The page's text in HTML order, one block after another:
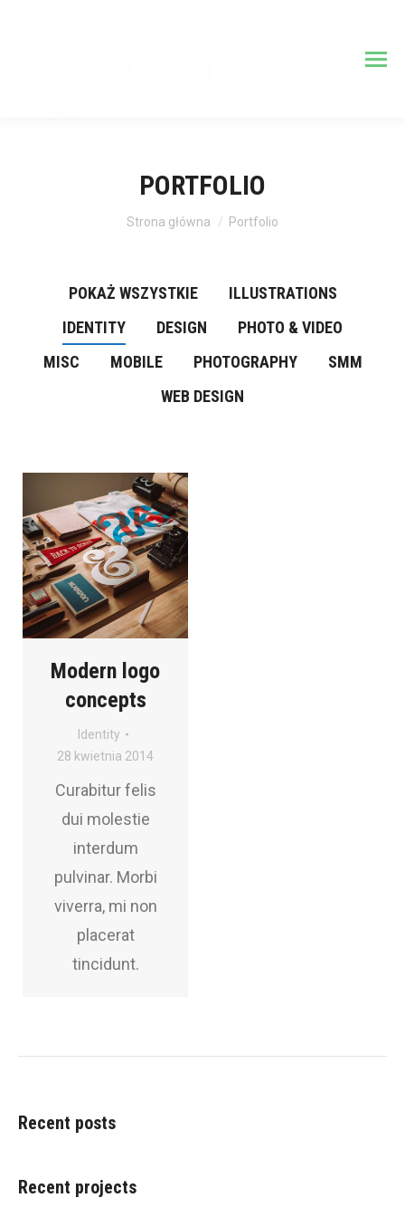
PORTFOLIO
Jesteś tutaj:
Strona główna Portfolio
POKAŻ WSZYSTKIE
ILLUSTRATIONS
IDENTITY
DESIGN
PHOTO & VIDEO
MISC
MOBILE PHOTOGRAPHY
SMM
WEB DESIGN
Modern logo
concepts
Identity
28 kwietnia 2014
Curabitur felis
dui molestie
interdum
pulvinar. Morbi
viverra, mi non
placerat
tincidunt.
Recent posts
Recent projects